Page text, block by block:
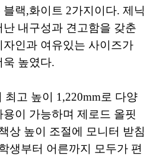
랙,화이트 2가지이다. 제닉
내구성과 견고함을 갖춘
인과 여유있는 사이즈가
욱 높였다.
최고 높이 1,220mm로 다양
이 가능하며 제로드 올핏
상 높이 조절에 모니터 받침
생부터 어른까지 모두가 편